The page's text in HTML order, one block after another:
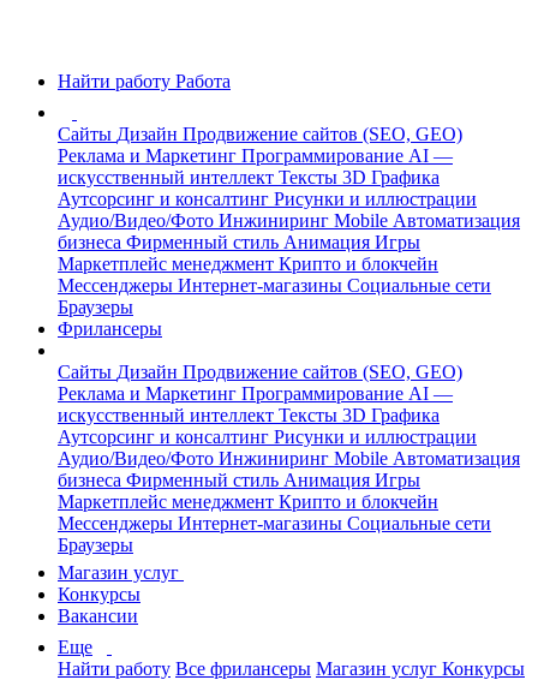
Найти работу Работа
Сайты Дизайн Продвижение сайтов (SEO, GEO)
Реклама и Маркетинг Программирование AI —
искусственный интеллект Тексты 3D Графика
Аутсорсинг и консалтинг Рисунки и иллюстрации
Аудио/Видео/Фото Инжиниринг Mobile Автоматизация
бизнеса Фирменный стиль Анимация Игры
Маркетплейс менеджмент Крипто и блокчейн
Мессенджеры Интернет-магазины Социальные сети
Браузеры
Фрилансеры
Сайты Дизайн Продвижение сайтов (SEO, GEO)
Реклама и Маркетинг Программирование AI —
искусственный интеллект Тексты 3D Графика
Аутсорсинг и консалтинг Рисунки и иллюстрации
Аудио/Видео/Фото Инжиниринг Mobile Автоматизация
бизнеса Фирменный стиль Анимация Игры
Маркетплейс менеджмент Крипто и блокчейн
Мессенджеры Интернет-магазины Социальные сети
Браузеры
Магазин услуг
Конкурсы
Вакансии
Еще
Найти работу Все фрилансеры Магазин услуг Конкурсы